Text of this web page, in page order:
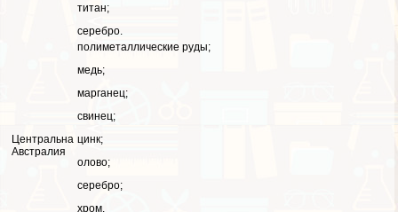
титан;
серебро.
Центральна
Австралия
полиметаллические руды;
медь;
марганец;
свинец;
цинк;
олово;
серебро;
хром.